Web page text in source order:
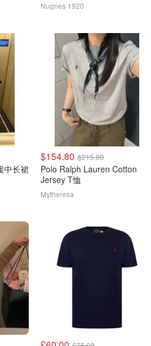
Nugnes 1920
中长裙
$154.80 $215.00
Polo Ralph Lauren Cotton
Jersey T恤
Mytheresa